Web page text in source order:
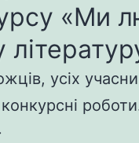
«Ми
усіх
конкурсні